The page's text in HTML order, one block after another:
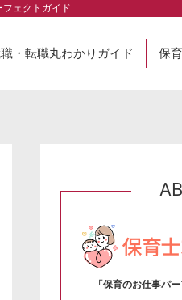
ェクトガイド
・転職丸わかりガイド 保
「保育のお仕事パ